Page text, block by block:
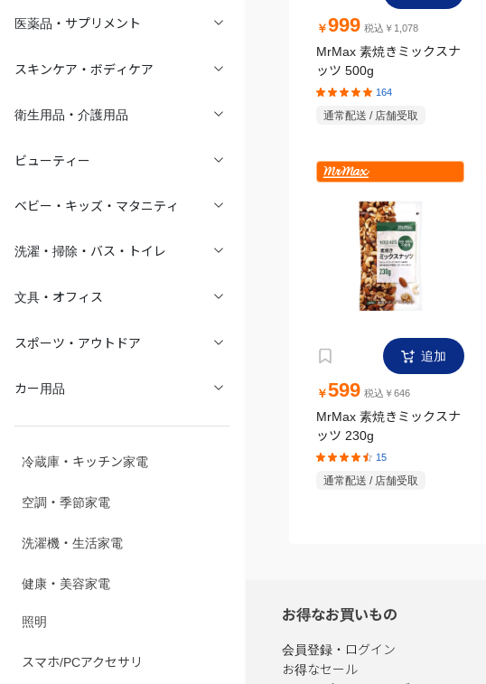
医薬品・サプリメント
スキンケア・ボディケア
衛生用品・介護用品
ビューティー
ベビー・キッズ・マタニティ
洗濯・掃除・バス・トイレ
文具・オフィス
スポーツ・アウトドア
カー用品
冷蔵庫・キッチン家電
空調・季節家電
洗濯機・生活家電
健康・美容家電
照明
スマホ/PCアクセサリ
￥999 税込￥1,078
MrMax 素焼きミックスナ
ッツ 500g
164
通常配送 / 店舗受取
追加
￥599 税込￥646
MrMax 素焼きミックスナ
ッツ 230g
15
通常配送 / 店舗受取
お得なお買いもの
会員登録・ログイン
お得なセール